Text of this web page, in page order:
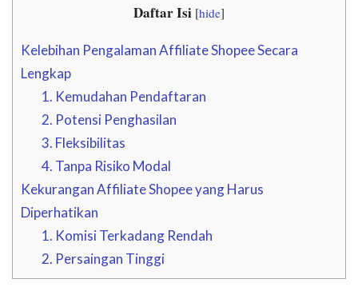
Daftar Isi [hide]
Kelebihan Pengalaman Affiliate Shopee Secara
Lengkap
1. Kemudahan Pendaftaran
2. Potensi Penghasilan
3. Fleksibilitas
4. Tanpa Risiko Modal
Kekurangan Affiliate Shopee yang Harus
Diperhatikan
1. Komisi Terkadang Rendah
2. Persaingan Tinggi